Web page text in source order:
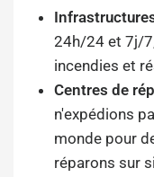
24h/24 et 7j/
incendies et
Centres de
n'expédions
monde pour
réparons sur